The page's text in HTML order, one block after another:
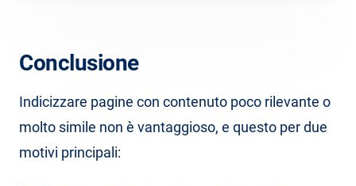
Conclusione
Indicizzare pagine con contenuto poco rilevante o
molto simile non è vantaggioso, e questo per due
motivi principali: